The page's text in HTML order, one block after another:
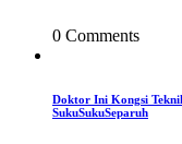
0 Comments
Doktor Ini Kongsi
SukuSukuSeparuh